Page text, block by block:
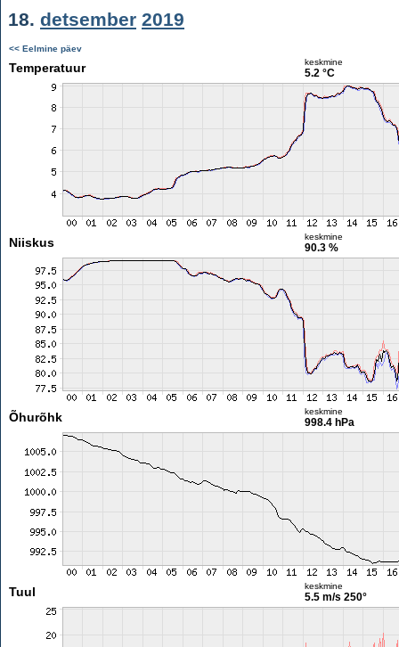
18. detsember 2019
<< Eelmine päev
Temperatuur keskmine
5.2 °C
Niiskus keskmine
90.3 %
Õhurõhk keskmine
998.4 hPa
Tuul keskmine
5.5 m/s 250°